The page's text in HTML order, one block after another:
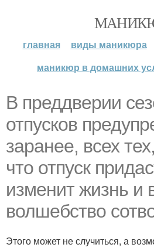
главная виды маникюра
маникюр в домашних
В преддверии
отпусков
заранее, всех
что отпуск
изменит жизнь и
волшебство
Этого может не случиться, а